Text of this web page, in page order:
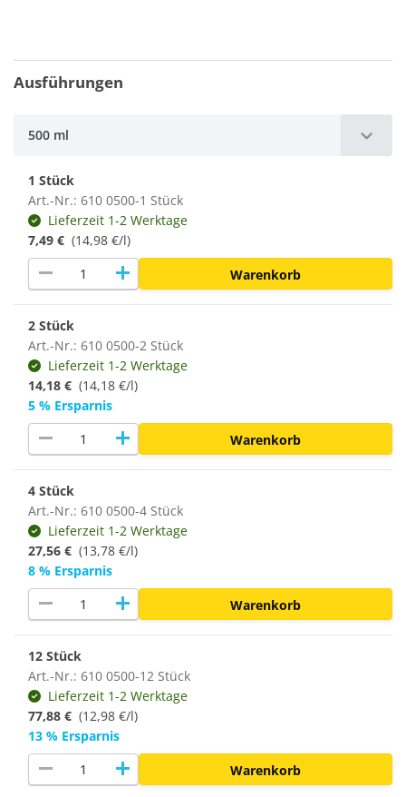
Ausführungen
500 ml
1 Stück
Art.-Nr.: 610 0500-1 Stück
Lieferzeit 1-2 Werktage
7,49 € (14,98 €/l)
remove add Warenkorb
2 Stück
Art.-Nr.: 610 0500-2 Stück
Lieferzeit 1-2 Werktage
14,18 € (14,18 €/l)
5 % Ersparnis
remove add Warenkorb
4 Stück
Art.-Nr.: 610 0500-4 Stück
Lieferzeit 1-2 Werktage
27,56 € (13,78 €/l)
8 % Ersparnis
remove add Warenkorb
12 Stück
Art.-Nr.: 610 0500-12 Stück
Lieferzeit 1-2 Werktage
77,88 € (12,98 €/l)
13 % Ersparnis
remove add Warenkorb